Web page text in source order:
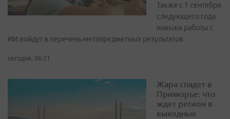
Также с 1 сентября
следующего года
навыки работы с
ИИ войдут в перечень метапредметных результатов
сегодня, 06:21
Жара спадет в
Приморье: что
ждет регион в
выходные